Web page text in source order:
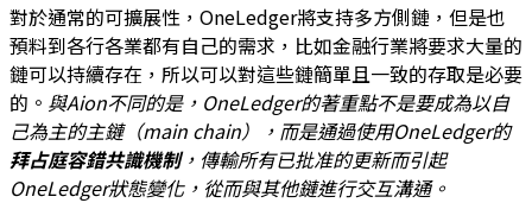
對於通常的可擴展性，OneLedger將支持多方側鏈，但是也
預料到各行各業都有自己的需求，比如金融行業將要求大量的
鏈可以持續存在，所以可以對這些鏈簡單且一致的存取是必要
的。 與Aion不同的是， OneLedger的著重點不是要成為以自
己為主的主鏈（main chain），而是通過使用OneLedger的
拜占庭容錯共識機制，傳輸所有已批准的更新而引起
OneLedger狀態變化，從而與其他鏈進行交互溝通。